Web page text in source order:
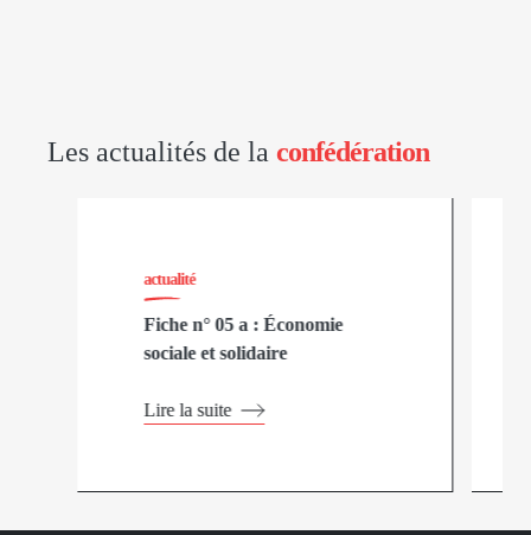
Les actualités de la confédération
actualité
Fiche n° 05 a : Économie
sociale et solidaire
Lire la suite